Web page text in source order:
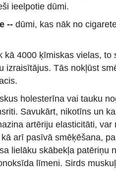
ieelpotie dūmi.
-- dūmi, kas nāk no
kā 4000 ķīmiskas vielas, to
izraisītājus. Tās nokļūst
holesterīna vai tauku
Savukārt, nikotīns un
artēriju elasticitāti, var
arī pasīvā smēķēšana,
lielāku skābekļa patēriņu
līmeni. Sirds